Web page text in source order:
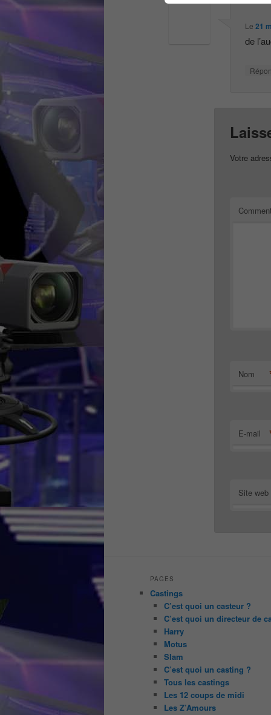
Le21
de
Votre
Nom
E-mail
Site web
PAGES
Castings
C’est quoi un casteur ?
C’est quoi un directeur de
Harry
Motus
Slam
C’est quoi un casting ?
Tous les castings
Les 12 coups de midi
Les Z’Amours